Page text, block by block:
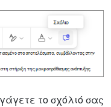
το σχόλιό σας